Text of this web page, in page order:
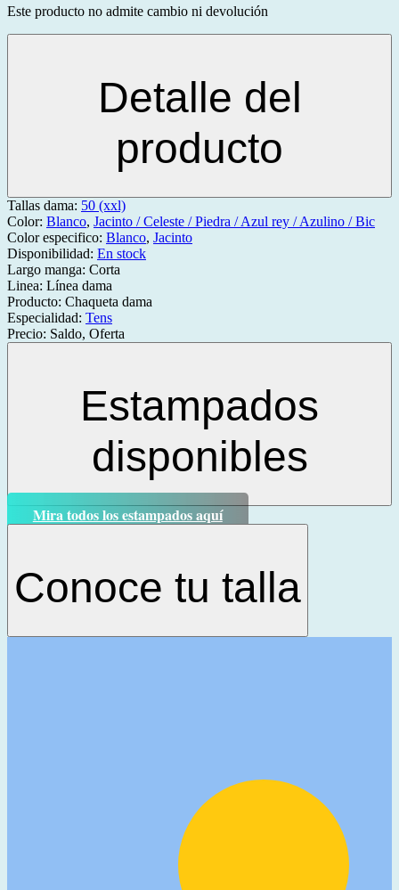
Este producto no admite cambio ni devolución
Detalle del
producto
Tallas dama: 50 (xxl)
Color: Blanco, Jacinto / Celeste / Piedra / Azul rey / Azulino / Bic
Color especifico: Blanco, Jacinto
Disponibilidad: En stock
Largo manga: Corta
Linea: Línea dama
Producto: Chaqueta dama
Especialidad: Tens
Precio: Saldo, Oferta
Estampados
disponibles
Mira todos los estampados aquí
Conoce tu talla